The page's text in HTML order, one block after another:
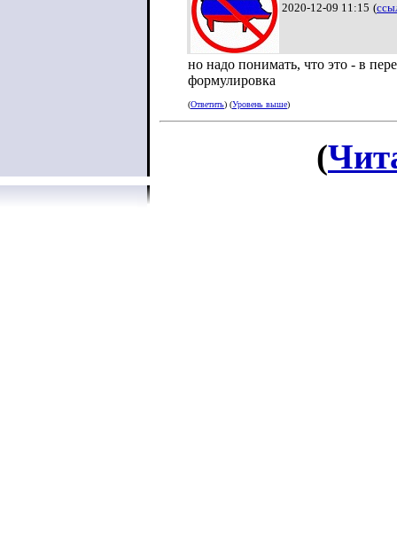
2020-12-09 11:15 (
но надо понимать, что это - в
формулировка
(Ответить) (Уровень выше)
(